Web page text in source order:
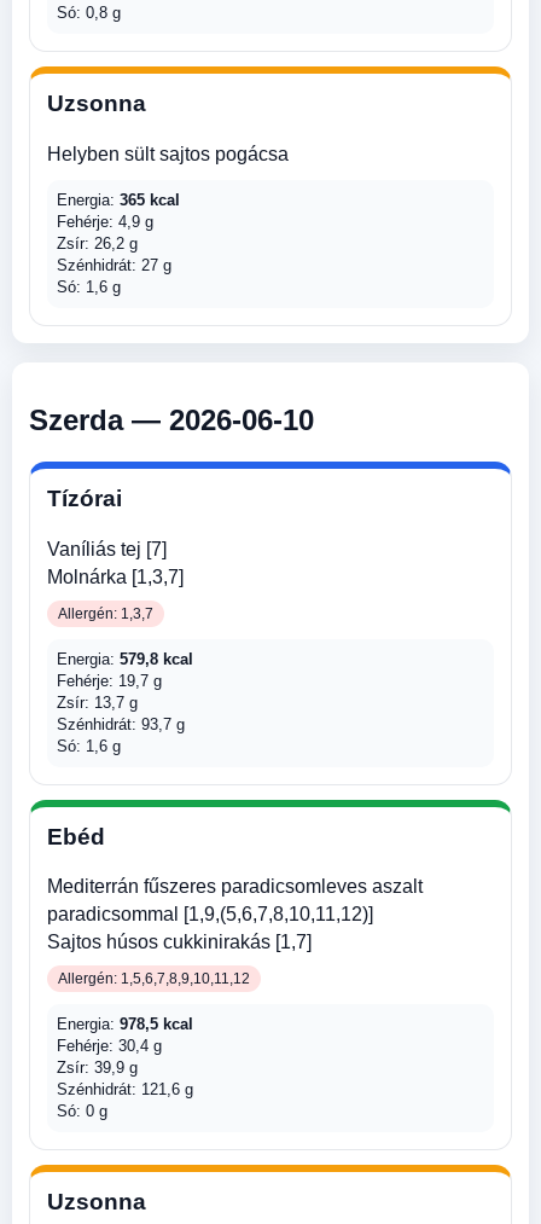
Só: 0,8 g
Uzsonna
Helyben sült sajtos pogácsa
Energia: 365 kcal
Fehérje: 4,9 g
Zsír: 26,2 g
Szénhidrát: 27 g
Só: 1,6 g
Szerda — 2026-06-10
Tízórai
Vaníliás tej [7]
Molnárka [1,3,7]
Allergén: 1,3,7
Energia: 579,8 kcal
Fehérje: 19,7 g
Zsír: 13,7 g
Szénhidrát: 93,7 g
Só: 1,6 g
Ebéd
Mediterrán fűszeres paradicsomleves aszalt
paradicsommal [1,9,(5,6,7,8,10,11,12)]
Sajtos húsos cukkinirakás [1,7]
Allergén: 1,5,6,7,8,9,10,11,12
Energia: 978,5 kcal
Fehérje: 30,4 g
Zsír: 39,9 g
Szénhidrát: 121,6 g
Só: 0 g
Uzsonna